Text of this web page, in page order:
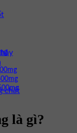
chất
là gì?